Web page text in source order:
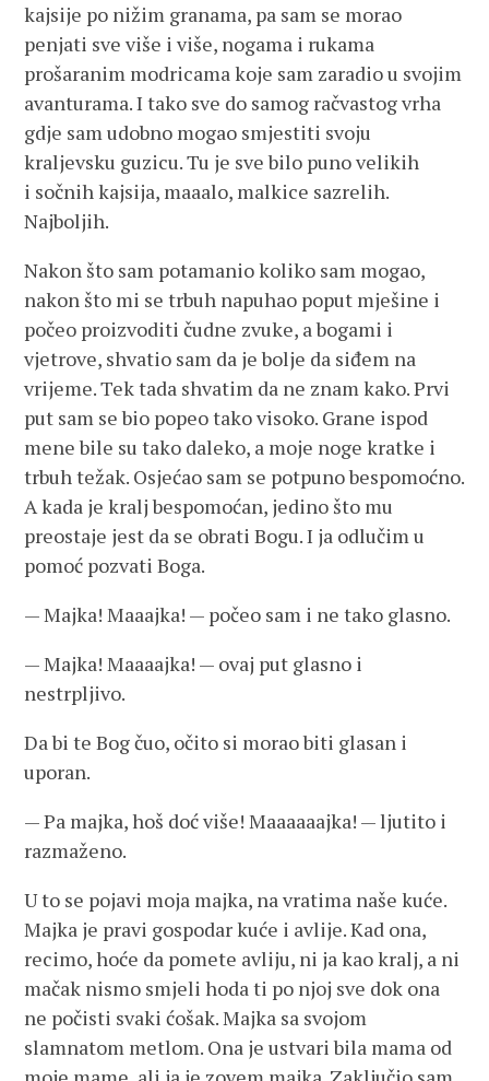
kajsije po nižim granama, pa sam se morao
penjati sve više i više, nogama i rukama
prošaranim modricama koje sam zaradio u svojim
avanturama. I tako sve do samog račvastog vrha
gdje sam udobno mogao smjestiti svoju
kraljevsku guzicu. Tu je sve bilo puno velikih
i sočnih kajsija, maaalo, malkice sazrelih.
Najboljih.
Nakon što sam potamanio koliko sam mogao,
nakon što mi se trbuh napuhao poput mješine i
počeo proizvoditi čudne zvuke, a bogami i
vjetrove, shvatio sam da je bolje da siđem na
vrijeme. Tek tada shvatim da ne znam kako. Prvi
put sam se bio popeo tako visoko. Grane ispod
mene bile su tako daleko, a moje noge kratke i
trbuh težak. Osjećao sam se potpuno bespomoćno.
A kada je kralj bespomoćan, jedino što mu
preostaje jest da se obrati Bogu. I ja odlučim u
pomoć pozvati Boga.
— Majka! Maaajka! — počeo sam i ne tako glasno.
— Majka! Maaaajka! — ovaj put glasno i
nestrpljivo.
Da bi te Bog čuo, očito si morao biti glasan i
uporan.
— Pa majka, hoš doć više! Maaaaaajka! — ljutito i
razmaženo.
U to se pojavi moja majka, na vratima naše kuće.
Majka je pravi gospodar kuće i avlije. Kad ona,
recimo, hoće da pomete avliju, ni ja kao kralj, a ni
mačak nismo smjeli hoda ti po njoj sve dok ona
ne počisti svaki ćošak. Majka sa svojom
slamnatom metlom. Ona je ustvari bila mama od